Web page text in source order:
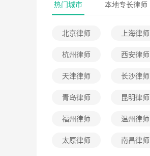
热门城市 本地专长律师
北京律师 上海律师
杭州律师 西安律师
天津律师 长沙律师
青岛律师 昆明律师
福州律师 温州律师
太原律师 南昌律师